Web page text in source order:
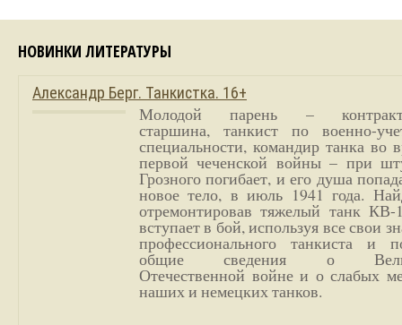
НОВИНКИ ЛИТЕРАТУРЫ
Александр Берг. Танкистка. 16+
Молодой парень –
старшина, танкист по военно-
специальности, командир танка во
первой чеченской войны – при
Грозного погибает, и его душа
новое тело, в июль 1941 года.
отремонтировав тяжелый танк
вступает в бой, используя все свои
профессионального танкиста и
общие сведения о
Отечественной войне и о слабых
наших и немецких танков.